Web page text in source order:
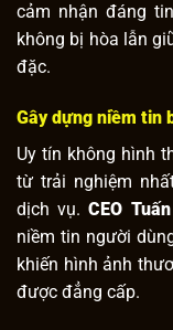
cảm nhận đáng
không bị hòa lẫn
đặc.
Gây dựng niềm tin
Uy tín không hình
từ trải nghiệm
dịch vụ.CEO
niềm tin người
khiến hình ảnh
được đẳng cấp.